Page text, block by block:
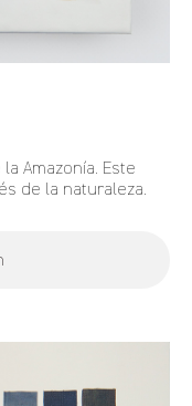
Amazonía. Este
de la naturaleza.